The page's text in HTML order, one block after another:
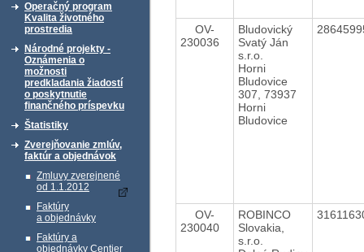
Operačný program
Kvalita životného
prostredia
Národné projekty -
Oznámenia o
možnosti
predkladania žiadostí
o poskytnutie
finančného príspevku
Štatistiky
Zverejňovanie zmlúv,
faktúr a objednávok
Zmluvy zverejnené
od 1.1.2012
Faktúry
a objednávky
Faktúry a
objednávky Centier
OV-
230036
Bludovický
Svatý Ján
s.r.o.
Horni
Bludovice
307, 73937
Horni
Bludovice
OV-
230040
ROBINCO
Slovakia,
s.r.o.